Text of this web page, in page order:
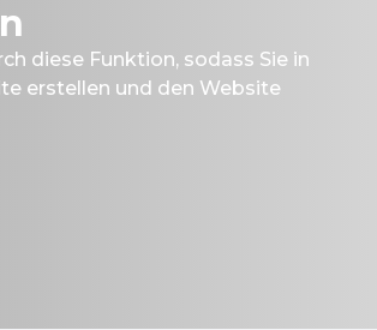
diese Funktion, sodass Sie in
erstellen und den Website